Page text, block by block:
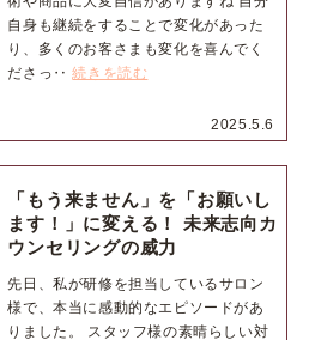
2025.5.6
自身も継続をすることで変化があった
り、多くのお客さまも変化を喜んでく
ださっ‥続きを読む
「もう来ません」を「お願いし
ます！」に変える！ 未来志向カ
ウンセリングの威力
先日、私が研修を担当しているサロン
様で、本当に感動的なエピソードがあ
りました。 スタッフ様の素晴らしい対